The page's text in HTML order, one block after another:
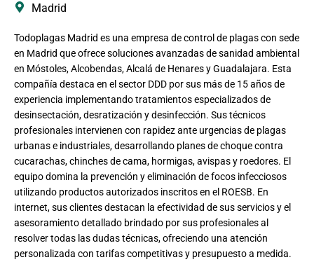
Madrid
Todoplagas Madrid es una empresa de control de plagas con sede
en Madrid que ofrece soluciones avanzadas de sanidad ambiental
en Móstoles, Alcobendas, Alcalá de Henares y Guadalajara. Esta
compañía destaca en el sector DDD por sus más de 15 años de
experiencia implementando tratamientos especializados de
desinsectación, desratización y desinfección. Sus técnicos
profesionales intervienen con rapidez ante urgencias de plagas
urbanas e industriales, desarrollando planes de choque contra
cucarachas, chinches de cama, hormigas, avispas y roedores. El
equipo domina la prevención y eliminación de focos infecciosos
utilizando productos autorizados inscritos en el ROESB. En
internet, sus clientes destacan la efectividad de sus servicios y el
asesoramiento detallado brindado por sus profesionales al
resolver todas las dudas técnicas, ofreciendo una atención
personalizada con tarifas competitivas y presupuesto a medida.